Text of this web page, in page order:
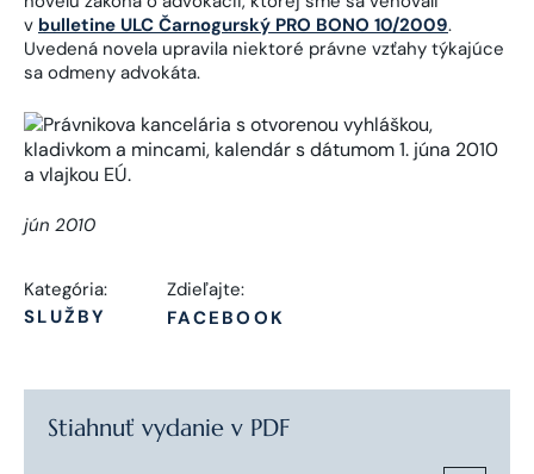
v bulletine ULC Čarnogurský PRO BONO 10/2009.
Uvedená novela upravila niektoré právne vzťahy týkajúce
sa odmeny advokáta.
jún 2010
Kategória:
SLUŽBY
Zdieľajte:
FACEBOOK
Stiahnuť vydanie v PDF